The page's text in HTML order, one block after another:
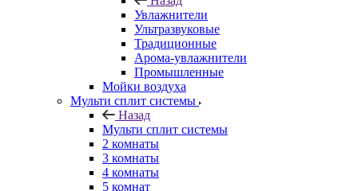
Увлажнители
Ультразвуковые
Традиционные
Арома-увлажнители
Промышленные
Мойки воздуха
Мульти сплит системы
Назад
Мульти сплит системы
2 комнаты
3 комнаты
4 комнаты
5 комнат